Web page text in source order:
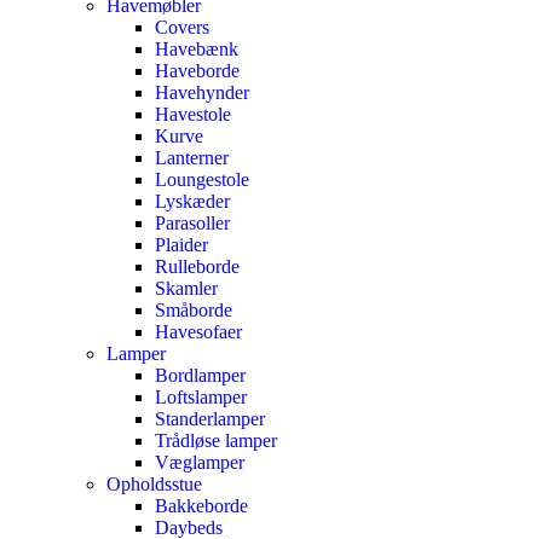
Havemøbler
Covers
Havebænk
Haveborde
Havehynder
Havestole
Kurve
Lanterner
Loungestole
Lyskæder
Parasoller
Plaider
Rulleborde
Skamler
Småborde
Havesofaer
Lamper
Bordlamper
Loftslamper
Standerlamper
Trådløse lamper
Væglamper
Opholdsstue
Bakkeborde
Daybeds